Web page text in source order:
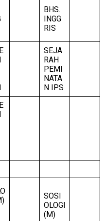
BHS.
INGG
RIS
SEJA
RAH
PEMI
NATA
N IPS
SOSI
OLOGI
(M)